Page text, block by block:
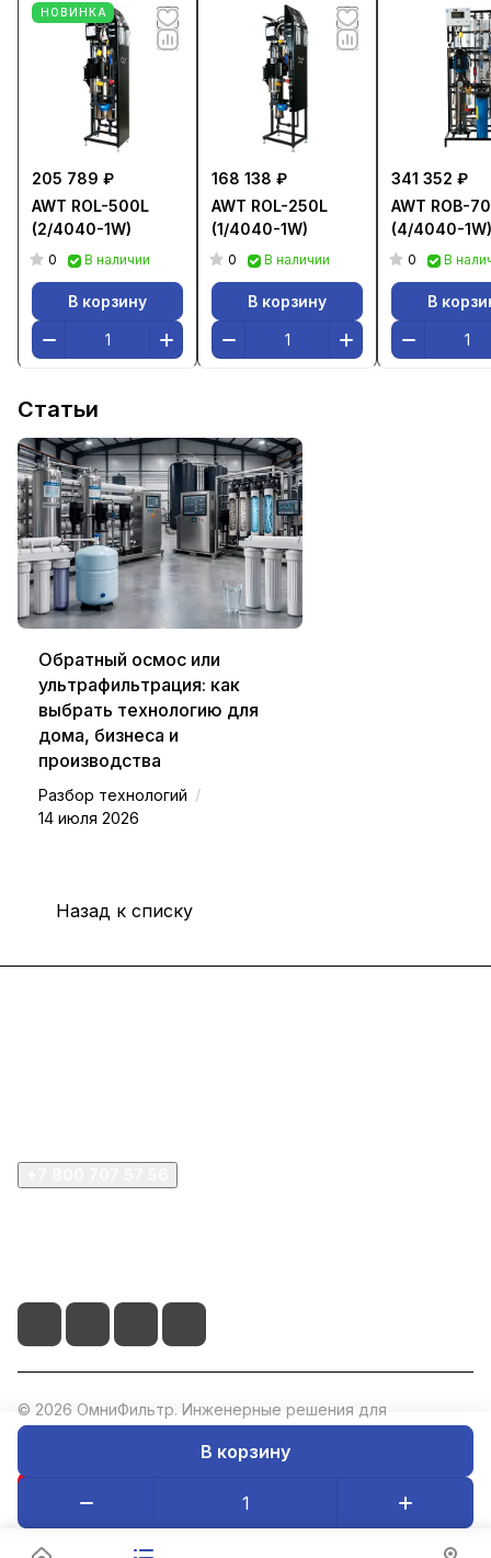
В корзину
НОВИНКА
205 789 ₽
AWT ROL-500L
(2/4040-1W)
0 В наличии
В корзину
168 138 ₽
AWT ROL-250L
(1/4040-1W)
0 В наличии
В корзину
341 352 ₽
AWT ROB-
(4/4040-1W)
0 В
В
Статьи
Обратный осмос или
ультрафильтрация: как
выбрать технологию для
дома, бизнеса и
производства
Разбор технологий /
14 июля 2026
Назад к списку
© 2026 ОмниФильтр. Инженерные решения для
водоподготовки. ИНН: 5047273073, ОГРН: 1235000020760.
Оферта